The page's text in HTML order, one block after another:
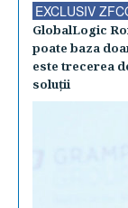
EXCLUSIV
GlobalLogic
poate baza
este trecerea
soluţii